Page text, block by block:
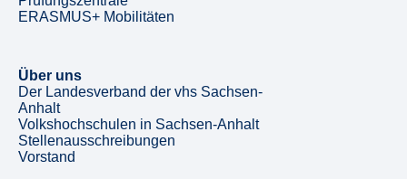
ERASMUS+ Mobilitäten
Über uns
Der Landesverband der vhs Sachsen-
Anhalt
Volkshochschulen in Sachsen-Anhalt
Stellenausschreibungen
Vorstand